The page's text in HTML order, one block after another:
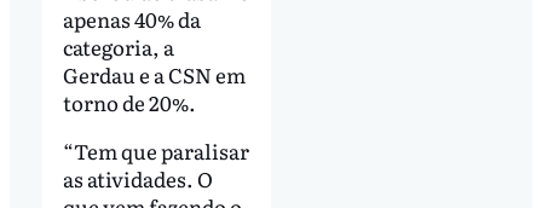
apenas 40% da
categoria, a
Gerdau e a CSN em
torno de 20%.
“Tem que paralisar
as atividades. O